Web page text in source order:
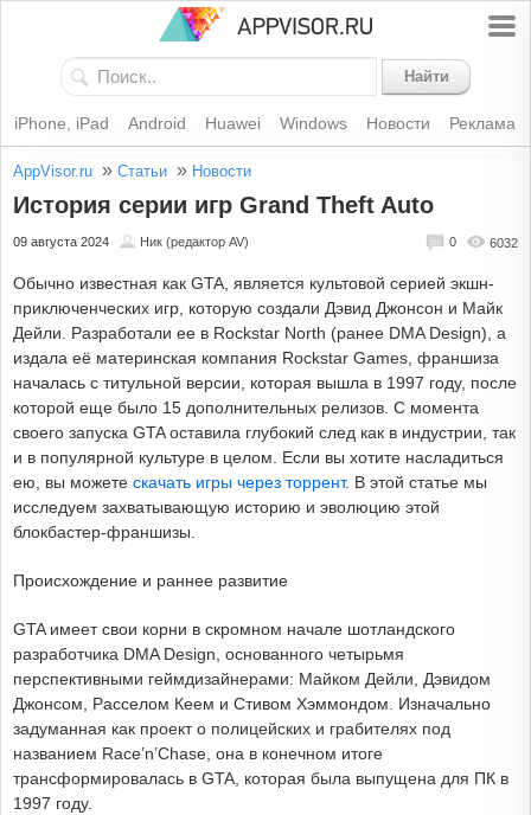
Найти
iPhone, iPad Android Huawei Windows Новости Реклама
AppVisor.ru » Статьи » Новости
История серии игр Grand Theft Auto
09 августа 2024 Ник (редактор AV) 6032
0
Обычно известная как GTA, является культовой серией экшн-
приключенческих игр, которую создали Дэвид Джонсон и Майк
Дейли. Разработали ее в Rockstar North (ранее DMA Design), а
издала её материнская компания Rockstar Games, франшиза
началась с титульной версии, которая вышла в 1997 году, после
которой еще было 15 дополнительных релизов. С момента
своего запуска GTA оставила глубокий след как в индустрии, так
и в популярной культуре в целом. Если вы хотите насладиться
ею, вы можете скачать игры через торрент. В этой статье мы
исследуем захватывающую историю и эволюцию этой
блокбастер-франшизы.
Происхождение и раннее развитие
GTA имеет свои корни в скромном начале шотландского
разработчика DMA Design, основанного четырьмя
перспективными геймдизайнерами: Майком Дейли, Дэвидом
Джонсом, Расселом Кеем и Стивом Хэммондом. Изначально
задуманная как проект о полицейских и грабителях под
названием Race’n’Chase, она в конечном итоге
трансформировалась в GTA, которая была выпущена для ПК в
1997 году.